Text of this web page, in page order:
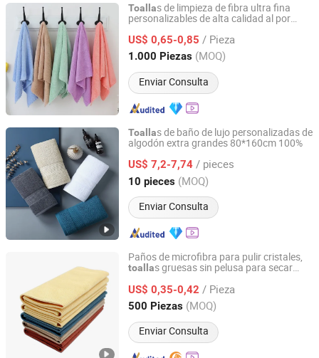
Toallas de limpieza de fibra ultra fina
personalizables de alta calidad al por
baños
US$ 0,65-0,85 / Pieza
1.000 Piezas (MOQ)
Enviar Consulta
Changshu Yushan Town Ou Jieya Needle Textile
Processing Factory
Jiangsu, China Desde 2025
Toallas de baño de lujo personalizadas de
algodón extra grandes 80*160cm 100%
US$ 7,2-7,74 / pieces
10 pieces (MOQ)
Enviar Consulta
Shanghai General Textile Co., Ltd.
Shanghai, China Desde 2018
Paños de microfibra para pulir cristales,
toallas gruesas sin pelusa para secar
inoxidable
US$ 0,35-0,42 / Pieza
500 Piezas (MOQ)
Enviar Consulta
Hebei Chicheng Commerce Co., Ltd.
Hebei, China Desde 2021